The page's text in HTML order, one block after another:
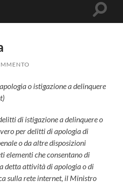
o istigazione a delinquere
)
di istigazione a delinquere o
per delitti di apologia di
o da altre disposizioni
elementi che consentano di
detta attività di apologia o di
sulla rete internet, il Ministro